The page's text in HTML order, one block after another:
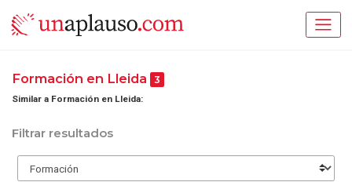
Formación en Lleida 3
Similar a Formación en Lleida:
Filtrar resultados